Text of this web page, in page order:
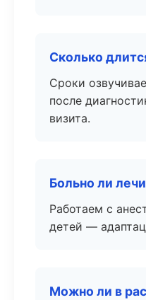
Сколько
Сроки
после
визита.
Больно ли
Работаем с
детей —
Можно ли в